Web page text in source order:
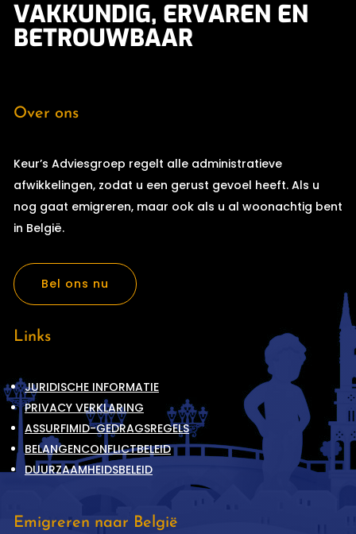
VAKKUNDIG, ERVAREN EN
BETROUWBAAR
Over ons
Keur’s Adviesgroep regelt alle administratieve
afwikkelingen, zodat u een gerust gevoel heeft. Als u
nog gaat emigreren, maar ook als u al woonachtig bent
in België.
Bel ons nu
Links
JURIDISCHE INFORMATIE
PRIVACY VERKLARING
ASSURFIMID-GEDRAGSREGELS
BELANGENCONFLICTBELEID
DUURZAAMHEIDSBELEID
Emigreren naar België